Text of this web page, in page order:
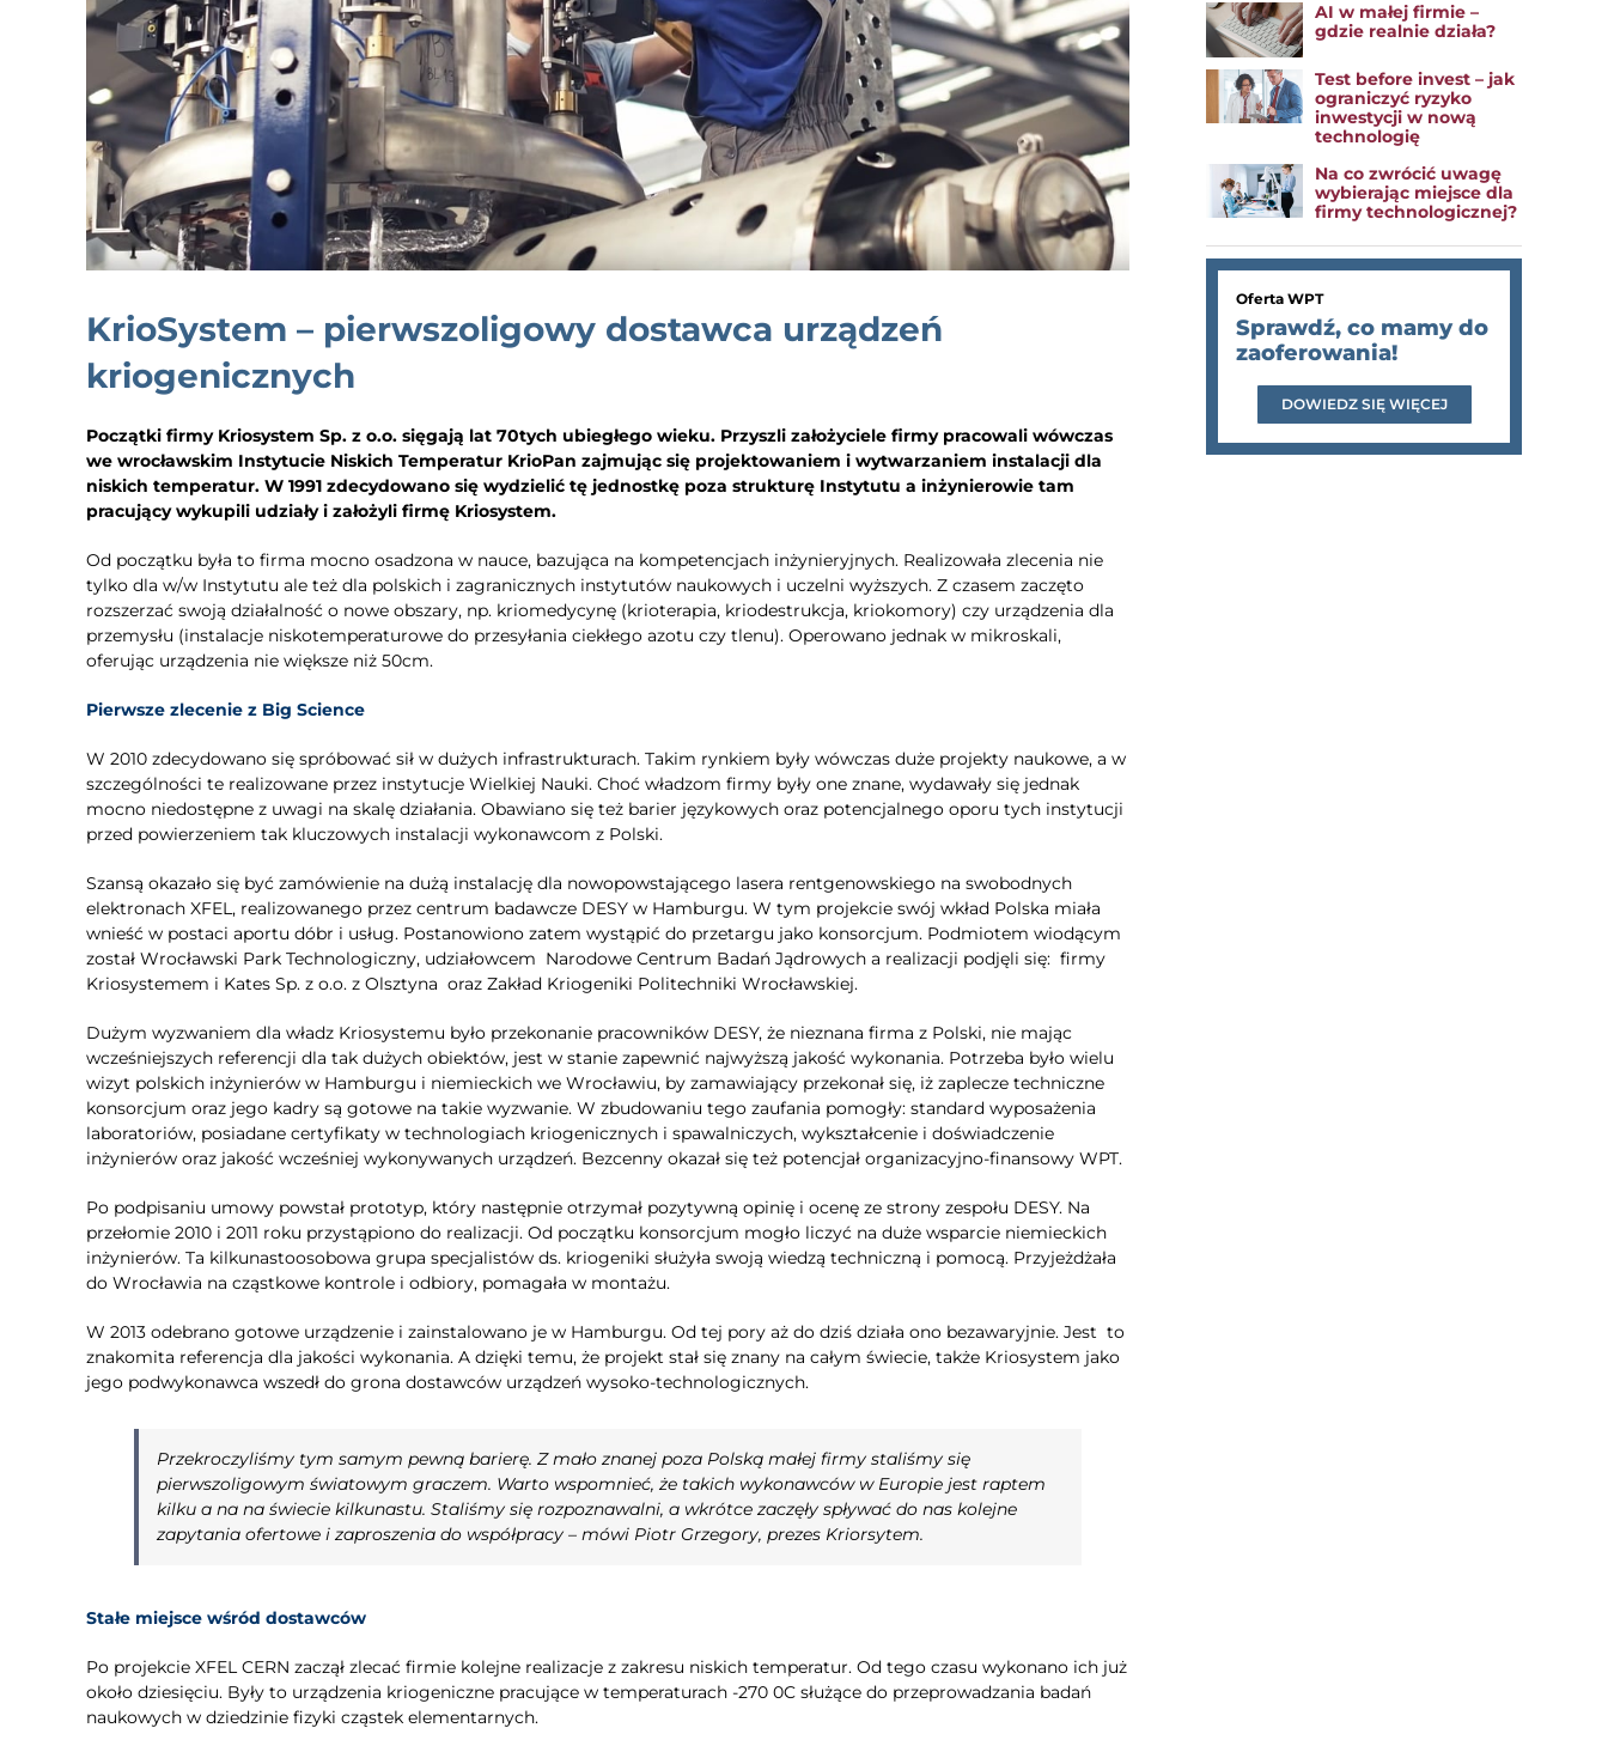
KrioSystem – pierwszoligowy dostawca urządzeń
kriogenicznych
Początki firmy Kriosystem Sp. z o.o. sięgają lat 70tych ubiegłego wieku. Przyszli założyciele firmy pracowali wówczas
we wrocławskim Instytucie Niskich Temperatur KrioPan zajmując się projektowaniem i wytwarzaniem instalacji dla
niskich temperatur. W 1991 zdecydowano się wydzielić tę jednostkę poza strukturę Instytutu a inżynierowie tam
pracujący wykupili udziały i założyli firmę Kriosystem.
Od początku była to firma mocno osadzona w nauce, bazująca na kompetencjach inżynieryjnych. Realizowała zlecenia nie
tylko dla w/w Instytutu ale też dla polskich i zagranicznych instytutów naukowych i uczelni wyższych. Z czasem zaczęto
rozszerzać swoją działalność o nowe obszary, np. kriomedycynę (krioterapia, kriodestrukcja, kriokomory) czy urządzenia dla
przemysłu (instalacje niskotemperaturowe do przesyłania ciekłego azotu czy tlenu). Operowano jednak w mikroskali,
oferując urządzenia nie większe niż 50cm.
Pierwsze zlecenie z Big Science
W 2010 zdecydowano się spróbować sił w dużych infrastrukturach. Takim rynkiem były wówczas duże projekty naukowe, a w
szczególności te realizowane przez instytucje Wielkiej Nauki. Choć władzom firmy były one znane, wydawały się jednak
mocno niedostępne z uwagi na skalę działania. Obawiano się też barier językowych oraz potencjalnego oporu tych instytucji
przed powierzeniem tak kluczowych instalacji wykonawcom z Polski.
Szansą okazało się być zamówienie na dużą instalację dla nowopowstającego lasera rentgenowskiego na swobodnych
elektronach XFEL, realizowanego przez centrum badawcze DESY w Hamburgu. W tym projekcie swój wkład Polska miała
wnieść w postaci aportu dóbr i usług. Postanowiono zatem wystąpić do przetargu jako konsorcjum. Podmiotem wiodącym
został Wrocławski Park Technologiczny, udziałowcem Narodowe Centrum Badań Jądrowych a realizacji podjęli się: firmy
Kriosystemem i Kates Sp. z o.o. z Olsztyna oraz Zakład Kriogeniki Politechniki Wrocławskiej.
Dużym wyzwaniem dla władz Kriosystemu było przekonanie pracowników DESY, że nieznana firma z Polski, nie mając
wcześniejszych referencji dla tak dużych obiektów, jest w stanie zapewnić najwyższą jakość wykonania. Potrzeba było wielu
wizyt polskich inżynierów w Hamburgu i niemieckich we Wrocławiu, by zamawiający przekonał się, iż zaplecze techniczne
konsorcjum oraz jego kadry są gotowe na takie wyzwanie. W zbudowaniu tego zaufania pomogły: standard wyposażenia
laboratoriów, posiadane certyfikaty w technologiach kriogenicznych i spawalniczych, wykształcenie i doświadczenie
inżynierów oraz jakość wcześniej wykonywanych urządzeń. Bezcenny okazał się też potencjał organizacyjno-finansowy WPT.
Po podpisaniu umowy powstał prototyp, który następnie otrzymał pozytywną opinię i ocenę ze strony zespołu DESY. Na
przełomie 2010 i 2011 roku przystąpiono do realizacji. Od początku konsorcjum mogło liczyć na duże wsparcie niemieckich
inżynierów. Ta kilkunastoosobowa grupa specjalistów ds. kriogeniki służyła swoją wiedzą techniczną i pomocą. Przyjeżdżała
do Wrocławia na cząstkowe kontrole i odbiory, pomagała w montażu.
W 2013 odebrano gotowe urządzenie i zainstalowano je w Hamburgu. Od tej pory aż do dziś działa ono bezawaryjnie. Jest to
znakomita referencja dla jakości wykonania. A dzięki temu, że projekt stał się znany na całym świecie, także Kriosystem jako
jego podwykonawca wszedł do grona dostawców urządzeń wysoko-technologicznych.
Przekroczyliśmy tym samym pewną barierę. Z mało znanej poza Polską małej firmy staliśmy się
pierwszoligowym światowym graczem. Warto wspomnieć, że takich wykonawców w Europie jest raptem
kilku a na na świecie kilkunastu. Staliśmy się rozpoznawalni, a wkrótce zaczęły spływać do nas kolejne
zapytania ofertowe i zaproszenia do współpracy – mówi Piotr Grzegory, prezes Kriorsytem.
Stałe miejsce wśród dostawców
Po projekcie XFEL CERN zaczął zlecać firmie kolejne realizacje z zakresu niskich temperatur. Od tego czasu wykonano ich już
około dziesięciu. Były to urządzenia kriogeniczne pracujące w temperaturach -270 0C służące do przeprowadzania badań
naukowych w dziedzinie fizyki cząstek elementarnych.
AI w małej firmie –
gdzie realnie działa?
Test before invest – jak
ograniczyć ryzyko
inwestycji w nową
technologię
Na co zwrócić uwagę
wybierając miejsce dla
firmy technologicznej?
Oferta WPT
Sprawdź, co mamy do
zaoferowania!
DOWIEDZ SIĘ WIĘCEJ